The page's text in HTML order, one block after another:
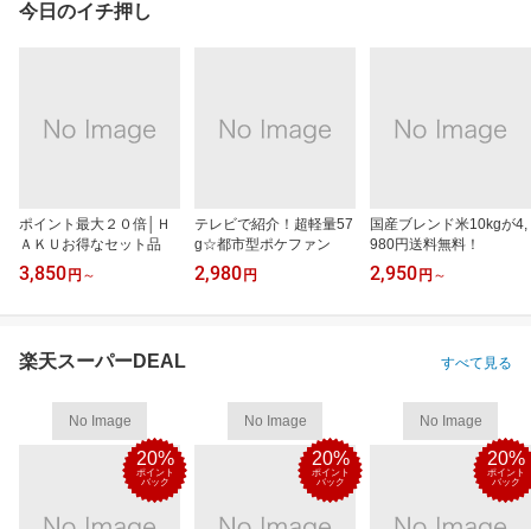
今日のイチ押し
ポイント最大２０倍│Ｈ
ＡＫＵお得なセット品
3,850 円 ～
テレビで紹介！超軽量57
g☆都市型ポケファン
2,980 円
国産ブレンド米10kgが4,
980円送料無料！
2,950 円 ～
楽天スーパーDEAL すべて見る
No Image
20%
ポイント
バック
No Image
20%
ポイント
バック
No Image
20%
ポイント
バック